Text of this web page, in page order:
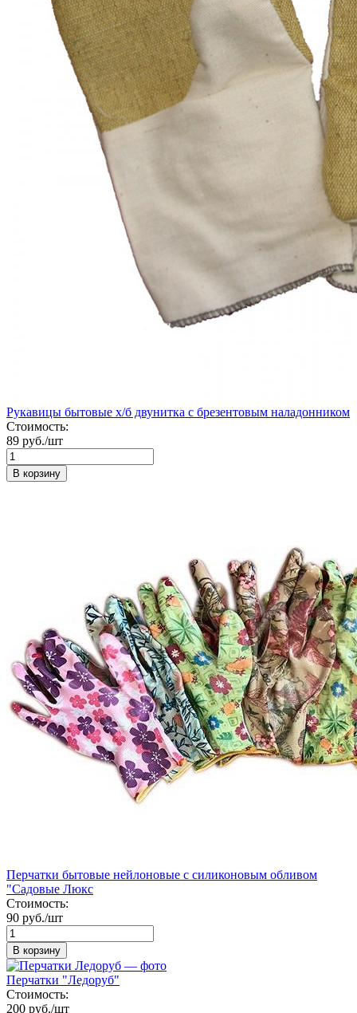
Рукавицы бытовые х/б двунитка с брезентовым наладонником
Стоимость:
89 руб./шт
В корзину
Перчатки бытовые нейлоновые с силиконовым обливом
"Садовые Люкс
Стоимость:
90 руб./шт
В корзину
Перчатки "Ледоруб"
Стоимость:
200 руб./шт